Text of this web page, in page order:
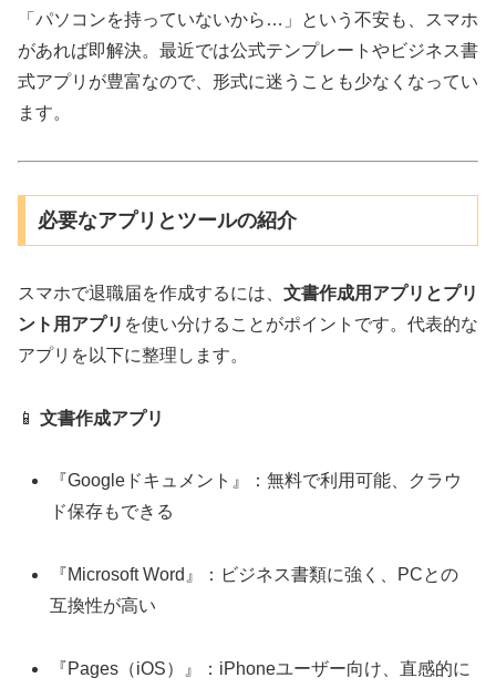
「パソコンを持っていないから…」という不安も、スマホ
があれば即解決。最近では公式テンプレートやビジネス書
式アプリが豊富なので、形式に迷うことも少なくなってい
ます。
必要なアプリとツールの紹介
スマホで退職届を作成するには、 文書作成用アプリとプリ
ント用アプリ を使い分けることがポイントです。代表的な
アプリを以下に整理します。
📱 文書作成アプリ
『Googleドキュメント』：無料で利用可能、クラウ
ド保存もできる
『Microsoft Word』：ビジネス書類に強く、PCとの
互換性が高い
『Pages（iOS）』：iPhoneユーザー向け、直感的に